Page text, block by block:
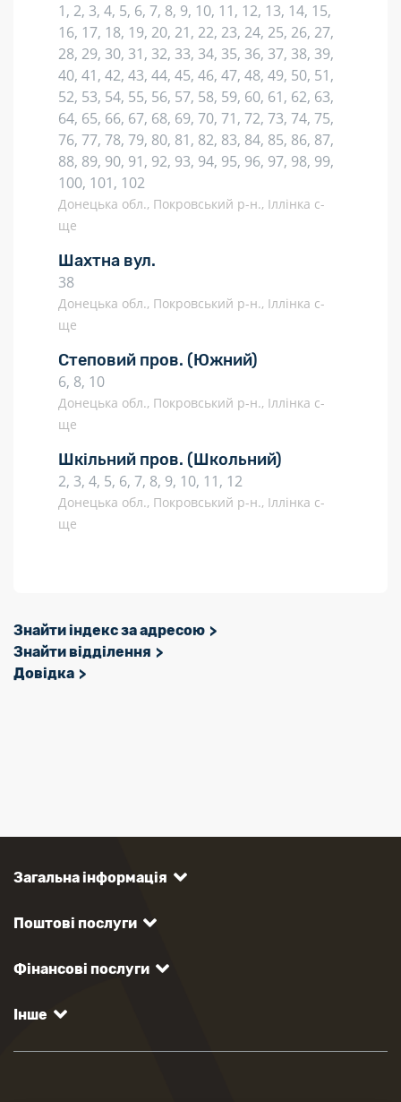
1, 2, 3, 4, 5, 6, 7, 8, 9, 10, 11, 12, 13, 14, 15,
16, 17, 18, 19, 20, 21, 22, 23, 24, 25, 26, 27,
28, 29, 30, 31, 32, 33, 34, 35, 36, 37, 38, 39,
40, 41, 42, 43, 44, 45, 46, 47, 48, 49, 50, 51,
52, 53, 54, 55, 56, 57, 58, 59, 60, 61, 62, 63,
64, 65, 66, 67, 68, 69, 70, 71, 72, 73, 74, 75,
76, 77, 78, 79, 80, 81, 82, 83, 84, 85, 86, 87,
88, 89, 90, 91, 92, 93, 94, 95, 96, 97, 98, 99,
100, 101, 102
Донецька обл., Покровський р-н., Іллінка с-
ще
Шахтна вул.
38
Донецька обл., Покровський р-н., Іллінка с-
ще
Степовий пров. (Южний)
6, 8, 10
Донецька обл., Покровський р-н., Іллінка с-
ще
Шкільний пров. (Школьний)
2, 3, 4, 5, 6, 7, 8, 9, 10, 11, 12
Донецька обл., Покровський р-н., Іллінка с-
ще
Знайти індекс за адресою
Знайти відділення
Довідка
Загальна інформація
Поштові послуги
Фінансові послуги
Інше